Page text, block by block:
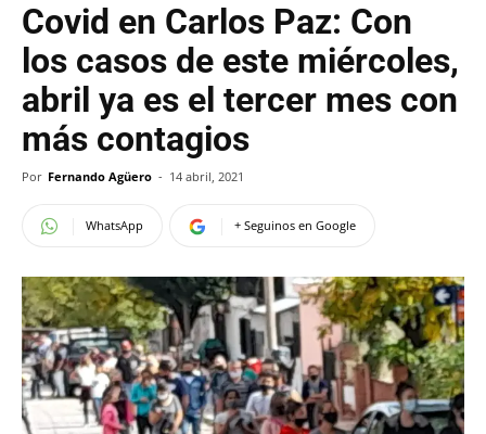
Covid en Carlos Paz: Con
los casos de este miércoles,
abril ya es el tercer mes con
más contagios
Por Fernando Agüero - 14 abril, 2021
WhatsApp + Seguinos en Google